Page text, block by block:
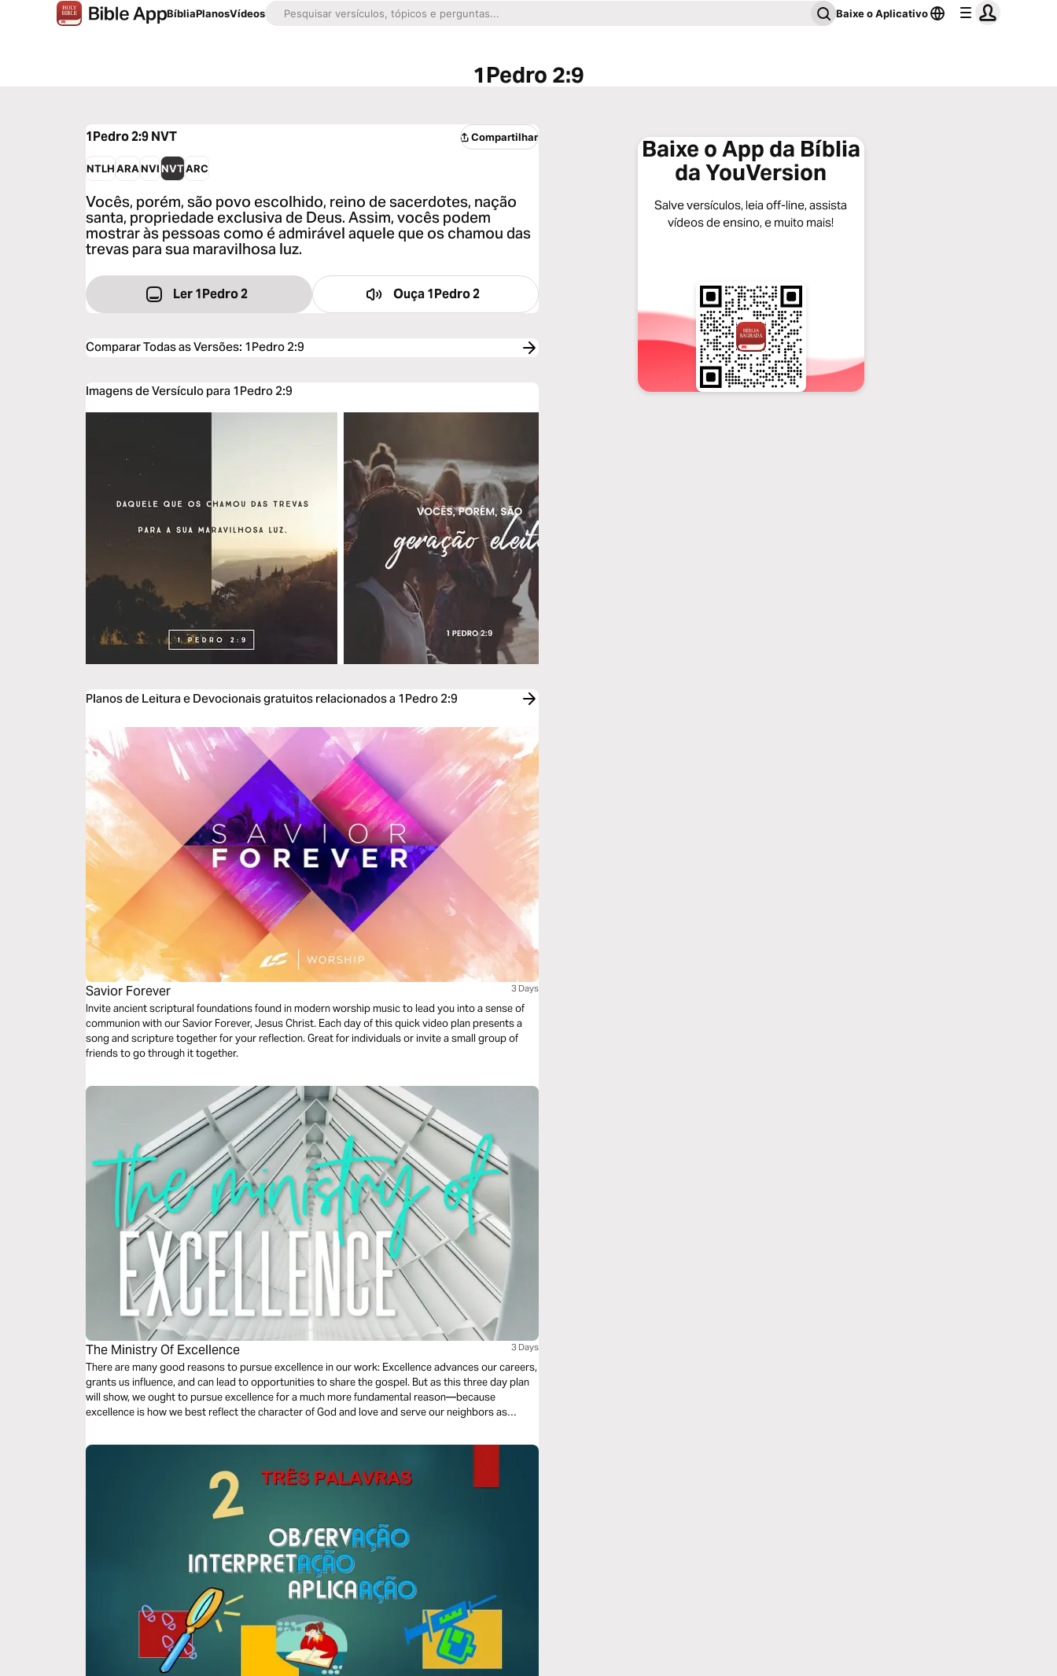
BíbliaPlanosVídeos Baixe o Aplicativo
1Pedro 2:9
1Pedro 2:9NVT Compartilhar
NTLH ARA NVI NVTARC
Vocês, porém, são povo escolhido, reino de sacerdotes, nação
santa, propriedade exclusiva de Deus. Assim, vocês podem
mostrar às pessoas como é admirável aquele que os chamou das
trevas para sua maravilhosa luz.
Ler 1Pedro 2 Ouça1Pedro 2
Comparar Todas as Versões: 1Pedro 2:9
Imagens de Versículo para 1Pedro 2:9
Planos de Leitura e Devocionais gratuitos relacionados a 1Pedro 2:9
Savior Forever 3 Days
Invite ancient scriptural foundations found in modern worship music to lead you into a sense of
communion with our Savior Forever, Jesus Christ. Each day of this quick video plan presents a
song and scripture together for your reflection. Great for individuals or invite a small group of
friends to go through it together.
The Ministry Of Excellence 3 Days
There are many good reasons to pursue excellence in our work: Excellence advances our careers,
grants us influence, and can lead to opportunities to share the gospel. But as this three day plan
will show, we ought to pursue excellence for a much more fundamental reason—because
excellence is how we best reflect the character of God and love and serve our neighbors as
Baixe o App da Bíblia
da YouVersion
Salve versículos, leia off-line, assista
vídeos de ensino, e muito mais!